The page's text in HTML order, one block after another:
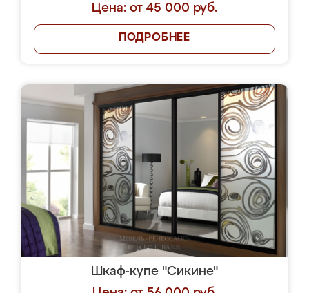
Цена: от 45 000 руб.
ПОДРОБНЕЕ
Шкаф-купе "Сикине"